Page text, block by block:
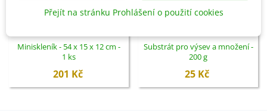
Miniskleník - 54 x 15 x 12 cm -
1 ks
201 Kč
Substrát pro výsev a množení -
200 g
25 Kč
Přejít na stránku Prohlášení o použití cookies